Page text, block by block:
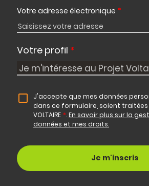
Votre adresse électronique *
Votre profil *
J'accepte que mes données
dans ce formulaire, soient
VOLTAIRE *.En savoir plus sur la
données et mes droits.